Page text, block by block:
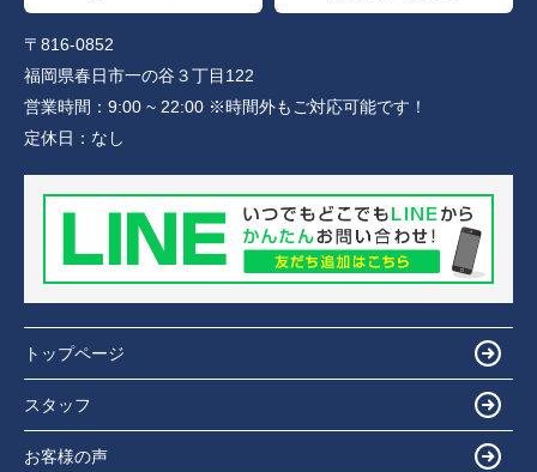
〒816-0852
福岡県春日市一の谷３丁目122
営業時間： 9:00 ~ 22:00 ※時間外もご対応可能です！
定休日： なし
トップページ
スタッフ
お客様の声